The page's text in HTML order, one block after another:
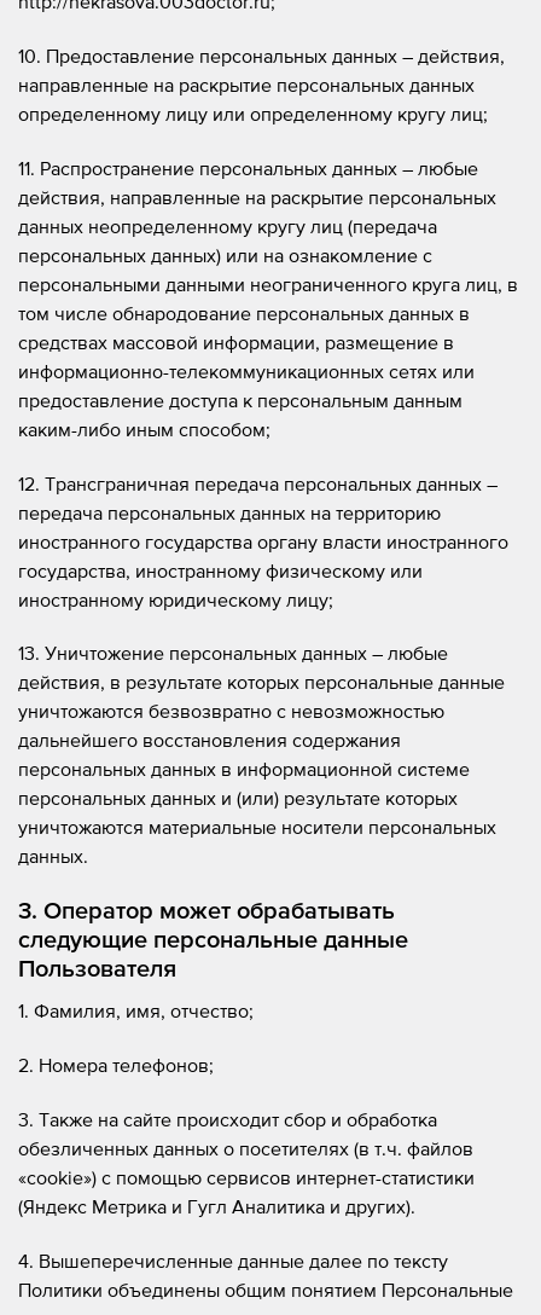
10. Предоставление персональных данных – действия,
направленные на раскрытие персональных данных
определенному лицу или определенному кругу лиц;
11. Распространение персональных данных – любые
действия, направленные на раскрытие персональных
данных неопределенному кругу лиц (передача
персональных данных) или на ознакомление с
персональными данными неограниченного круга лиц, в
том числе обнародование персональных данных в
средствах массовой информации, размещение в
информационно-телекоммуникационных сетях или
предоставление доступа к персональным данным
каким-либо иным способом;
12. Трансграничная передача персональных данных –
передача персональных данных на территорию
иностранного государства органу власти иностранного
государства, иностранному физическому или
иностранному юридическому лицу;
13. Уничтожение персональных данных – любые
действия, в результате которых персональные данные
уничтожаются безвозвратно с невозможностью
дальнейшего восстановления содержания
персональных данных в информационной системе
персональных данных и (или) результате которых
уничтожаются материальные носители персональных
данных.
3. Оператор может обрабатывать
следующие персональные данные
Пользователя
1. Фамилия, имя, отчество;
2. Номера телефонов;
3. Также на сайте происходит сбор и обработка
обезличенных данных о посетителях (в т.ч. файлов
«cookie») с помощью сервисов интернет-статистики
(Яндекс Метрика и Гугл Аналитика и других).
4. Вышеперечисленные данные далее по тексту
Политики объединены общим понятием Персональные